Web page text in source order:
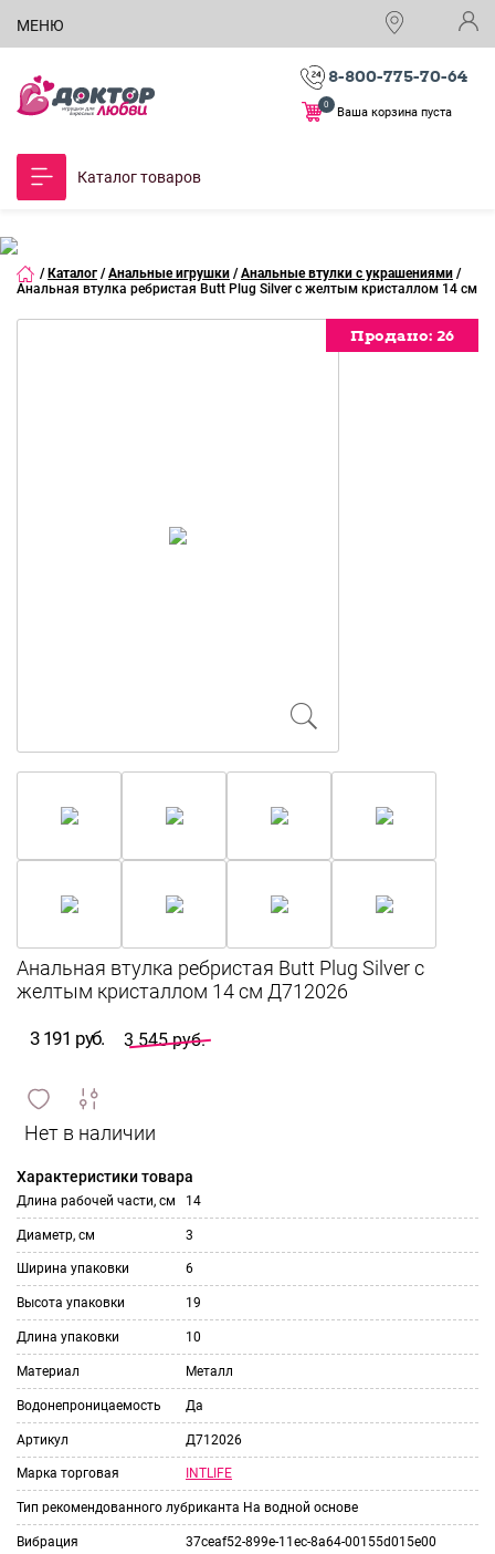
МЕНЮ
8-800-775-70-64
Ваша корзина пуста
0
Каталог товаров
/ Каталог / Анальные игрушки / Анальные втулки с украшениями /
Анальная втулка ребристая Butt Plug Silver с желтым кристаллом 14 см
Продано: 26
Продано: 26
Продано: 26
Продано: 26
Продано: 26
Продано: 26
Продано: 26
Продано: 26
3 191 руб. 3 545 руб.
и
сравнить
ИЗБРАННОЕ
Характеристики товара
Длина рабочей части, см 14
Диаметр, см 3
Ширина упаковки 6
Высота упаковки 19
Длина упаковки 10
Материал Металл
Водонепроницаемость Да
Артикул Д712026
Марка торговая INTLIFE
Тип рекомендованного лубриканта На водной основе
Вибрация 37ceaf52-899e-11ec-8a64-00155d015e00